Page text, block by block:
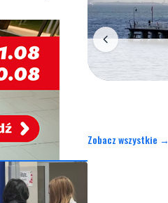
Zobacz wszystkie →